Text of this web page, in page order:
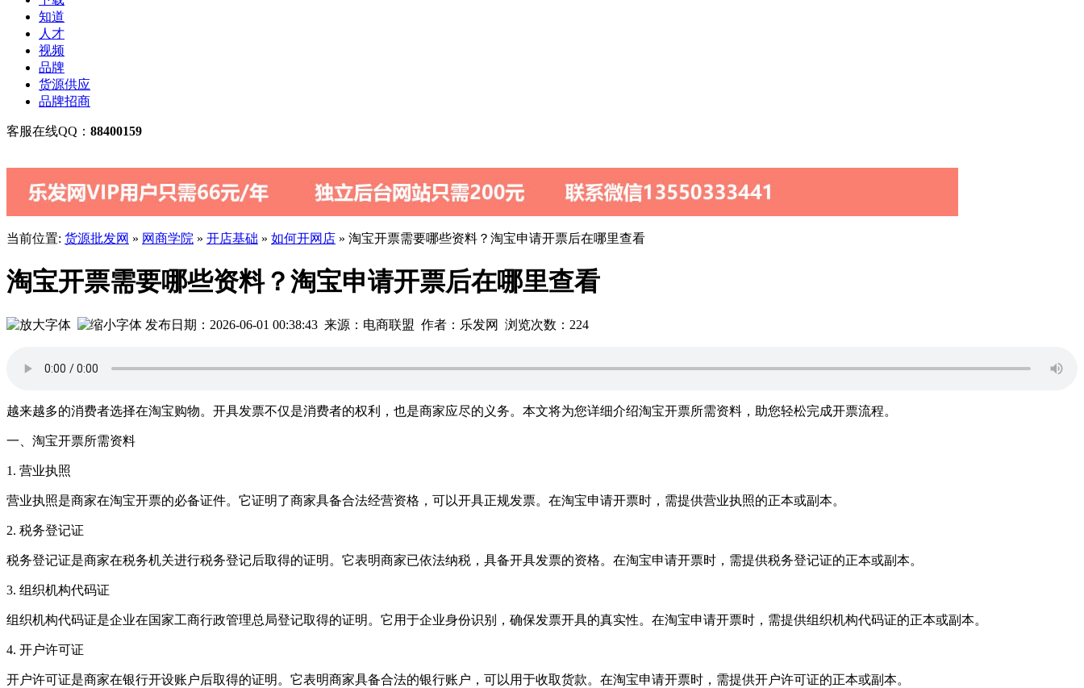
知道
人才
视频
品牌
货源供应
品牌招商
客服在线QQ： 88400159
当前位置: 货源批发网 » 网商学院 » 开店基础 » 如何开网店 » 淘宝开票需要哪些资料？淘宝申请开票后在哪里查看
淘宝开票需要哪些资料？淘宝申请开票后在哪里查看
发布日期：2026-06-01 00:38:43 来源：电商联盟 作者：乐发网 浏览次数： 224
越来越多的消费者选择在淘宝购物。开具发票不仅是消费者的权利，也是商家应尽的义务。本文将为您详细介绍淘宝开票所需资料，助您轻松完成开票流程。
一、淘宝开票所需资料
1. 营业执照
营业执照是商家在淘宝开票的必备证件。它证明了商家具备合法经营资格，可以开具正规发票。在淘宝申请开票时，需提供营业执照的正本或副本。
2. 税务登记证
税务登记证是商家在税务机关进行税务登记后取得的证明。它表明商家已依法纳税，具备开具发票的资格。在淘宝申请开票时，需提供税务登记证的正本或副本。
3. 组织机构代码证
组织机构代码证是企业在国家工商行政管理总局登记取得的证明。它用于企业身份识别，确保发票开具的真实性。在淘宝申请开票时，需提供组织机构代码证的正本或副本。
4. 开户许可证
开户许可证是商家在银行开设账户后取得的证明。它表明商家具备合法的银行账户，可以用于收取货款。在淘宝申请开票时，需提供开户许可证的正本或副本。